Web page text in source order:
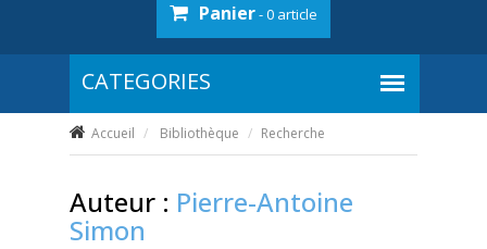
Panier- 0 article
Accueil Bibliothèque Recherche
Auteur : Pierre-Antoine
Simon